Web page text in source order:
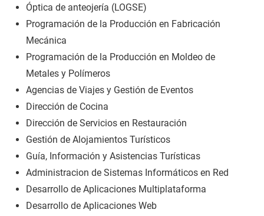
Óptica de anteojería (LOGSE)
Programación de la Producción en Fabricación
Mecánica
Programación de la Producción en Moldeo de
Metales y Polímeros
Agencias de Viajes y Gestión de Eventos
Dirección de Cocina
Dirección de Servicios en Restauración
Gestión de Alojamientos Turísticos
Guía, Información y Asistencias Turísticas
Administracion de Sistemas Informáticos en Red
Desarrollo de Aplicaciones Multiplataforma
Desarrollo de Aplicaciones Web